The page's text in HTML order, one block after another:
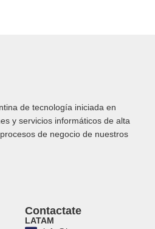
de tecnología iniciada en
y servicios informáticos de alta
de negocio de nuestros
Contactate
LATAM